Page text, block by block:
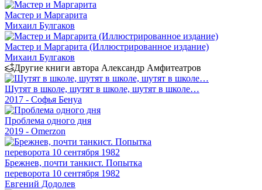
Мастер и Маргарита
Михаил Булгаков
Мастер и Маргарита (Иллюстрированное издание)
Михаил Булгаков
Другие книги автора Александр Амфитеатров
Шутят в школе, шутят в школе, шутят в школе…
2017 - Софья Бенуа
Проблема одного дня
2019 - Omerzon
Брежнев, почти танкист. Попытка
переворота 10 сентября 1982
Евгений Додолев